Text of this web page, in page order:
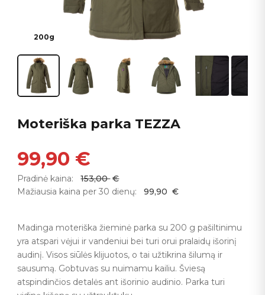
200g
Moteriška parka TEZZA
99,90 €
Pradinė kaina: 153,00 €
Mažiausia kaina per 30 dienų:
99,90 €
Madinga moteriška žieminė parka su 200 g pašiltinimu
yra atspari vėjui ir vandeniui bei turi orui pralaidų išorinį
audinį. Visos siūlės klijuotos, o tai užtikrina šilumą ir
sausumą. Gobtuvas su nuimamu kailiu. Šviesą
atspindinčios detalės ant išorinio audinio. Parka turi